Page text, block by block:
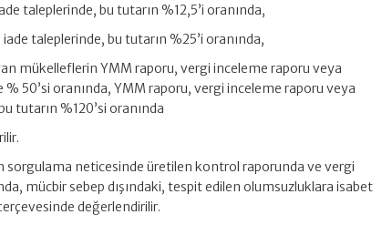
taleplerinde, bu tutarın %12,5’i oranında,
taleplerinde, bu tutarın %25’i oranında,
mükelleflerin YMM raporu, vergi inceleme raporu veya
50’si oranında, YMM raporu, vergi inceleme raporu veya
tutarın %120’si oranında
sorgulama neticesinde üretilen kontrol raporunda ve vergi
mücbir sebep dışındaki, tespit edilen olumsuzluklara isabet
değerlendirilir.